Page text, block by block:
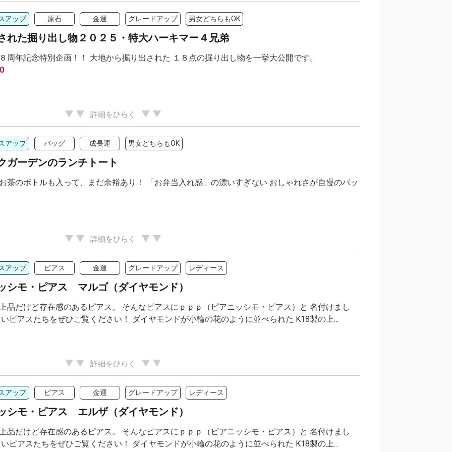
アップ 原石 金運 グレードアップ 男女どちらもOK
れた掘り出し物２０２５・特大ハーキマー４兄弟
周年記念特別企画！！ 大地から掘り出された １８点の掘り出し物を一挙大公開です。
詳細をひらく
アップ バッグ 成長運 男女どちらもOK
ガーデンのランチトート
茶のボトルも入って、まだ余裕あり！ 「お弁当入れ感」の漂いすぎない おしゃれさが自慢のバッ
詳細をひらく
アップ ピアス 金運 グレードアップ レディース
シモ・ピアス マルゴ（ダイヤモンド）
品だけど存在感のあるピアス。 そんなピアスにｐｐｐ（ピアニッシモ・ピアス）と 名付けまし
ピアスたちをぜひご覧ください！ ダイヤモンドが小輪の花のように並べられた K18製の上...
詳細をひらく
アップ ピアス 金運 グレードアップ レディース
シモ・ピアス エルザ（ダイヤモンド）
品だけど存在感のあるピアス。 そんなピアスにｐｐｐ（ピアニッシモ・ピアス）と 名付けまし
ピアスたちをぜひご覧ください！ ダイヤモンドが小輪の花のように並べられた K18製の上...